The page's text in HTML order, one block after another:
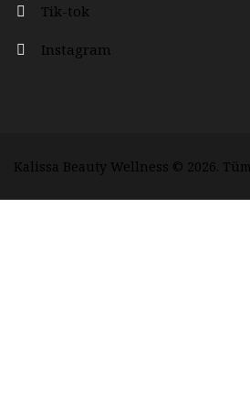
Tik-tok
Instagram
Kalissa Beauty Wellness © 2026.